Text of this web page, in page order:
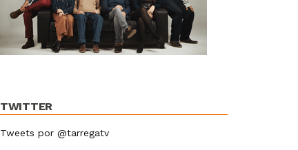
TWITTER
Tweets por @tarregatv